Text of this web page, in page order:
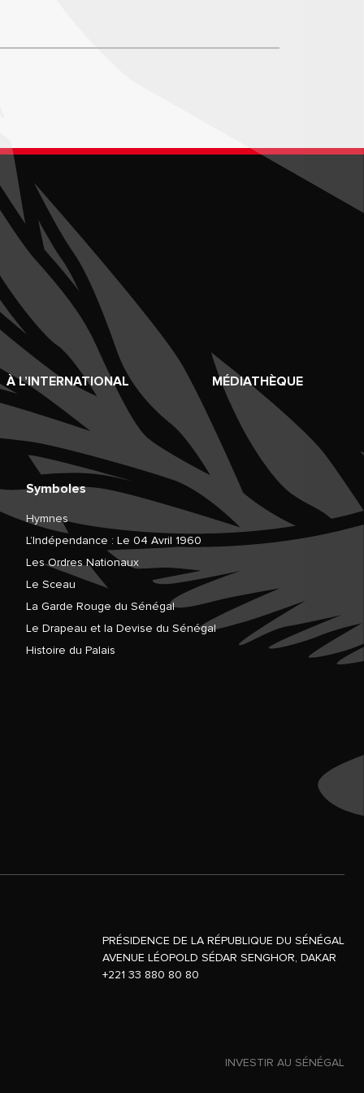
À L’INTERNATIONAL MÉDIATHÈQUE
Symboles
Hymnes
L’Indépendance : Le 04 Avril 1960
Les Ordres Nationaux
Le Sceau
La Garde Rouge du Sénégal
Le Drapeau et la Devise du Sénégal
Histoire du Palais
PRÉSIDENCE DE LA RÉPUBLIQUE DU SÉNÉGAL
AVENUE LÉOPOLD SÉDAR SENGHOR, DAKAR
+221 33 880 80 80
INVESTIR AU SÉNÉGAL